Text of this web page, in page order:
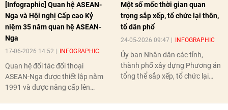
[Infographic] Quan hệ ASEAN-
Nga và Hội nghị Cấp cao Kỷ
niệm 35 năm quan hệ ASEAN-
Nga
17-06-2026 14:52 INFOGRAPHIC
Quan hệ đối tác đối thoại
ASEAN-Nga được thiết lập năm
1991 và được nâng cấp lên
Một số mốc thời gian quan
trọng sắp xếp, tổ chức lại thôn,
tổ dân phố
24-05-2026 09:47 INFOGRAPHIC
Ủy ban Nhân dân các tỉnh,
thành phố xây dựng Phương án
tổng thể sắp xếp, tổ chức lại